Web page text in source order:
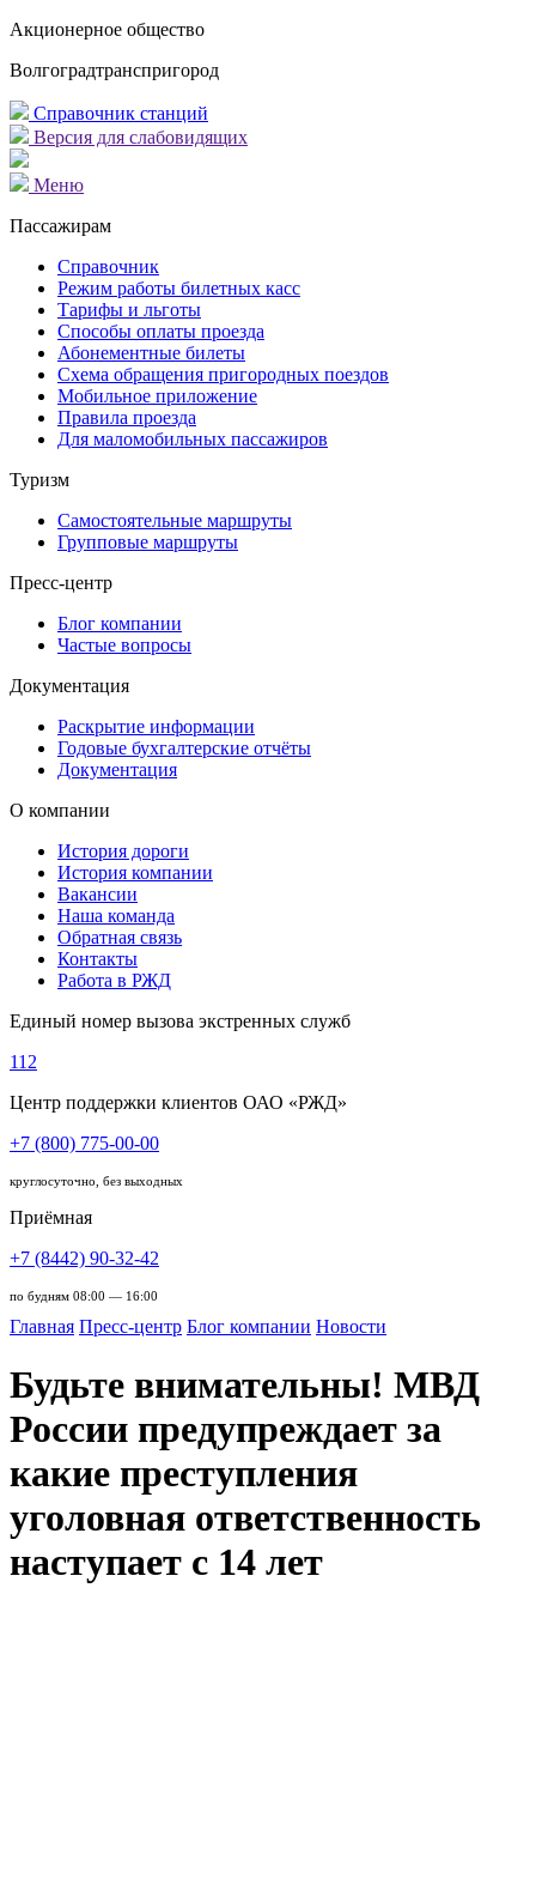
Акционерное общество
Волгоградтранспригород
Справочник станций
Версия для слабовидящих
Меню
Пассажирам
Справочник
Режим работы билетных касс
Тарифы и льготы
Способы оплаты проезда
Абонементные билеты
Схема обращения пригородных поездов
Мобильное приложение
Правила проезда
Для маломобильных пассажиров
Туризм
Самостоятельные маршруты
Групповые маршруты
Пресс-центр
Блог компании
Частые вопросы
Документация
Раскрытие информации
Годовые бухгалтерские отчёты
Документация
О компании
История дороги
История компании
Вакансии
Наша команда
Обратная связь
Контакты
Работа в РЖД
Единый номер вызова экстренных служб
112
Центр поддержки клиентов ОАО «РЖД»
+7 (800) 775-00-00
круглосуточно, без выходных
Приёмная
+7 (8442) 90-32-42
по будням 08:00 — 16:00
Главная Пресс-центр Блог компании Новости
Будьте внимательны! МВД
России предупреждает за
какие преступления
уголовная ответственность
наступает с 14 лет